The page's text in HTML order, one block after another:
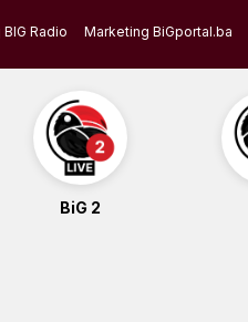
Radio Marketing BiGportal.ba
BiG 2